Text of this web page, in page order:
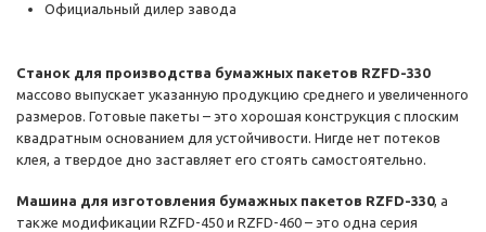
Официальный дилер завода
Станок для производства бумажных пакетов RZFD-330
массово выпускает указанную продукцию среднего и увеличенного
размеров. Готовые пакеты – это хорошая конструкция с плоским
квадратным основанием для устойчивости. Нигде нет потеков
клея, а твердое дно заставляет его стоять самостоятельно.
Машина для изготовления бумажных пакетов RZFD-330, а
также модификации RZFD-450 и RZFD-460 – это одна серия